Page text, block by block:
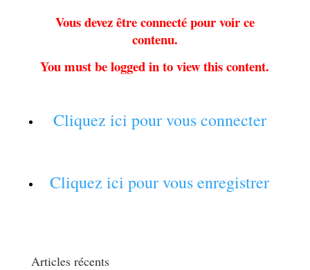
Vous devez être connecté pour voir ce
contenu.
You must be logged in to view this content.
Cliquez ici pour vous connecter
Cliquez ici pour vous enregistrer
Articles récents